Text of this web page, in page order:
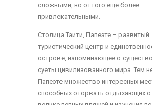
сложными, но оттого еще более
привлекательными.
Столица Таити, Папеэте – развитый
туристический центр и
острове, напоминающее о
суеты цивилизованного мира. Тем
Папеэте множество интересных
способных оторвать отдыхающих